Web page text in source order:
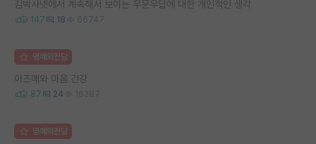
김박사넷에서 계속해서 보이는 우문우답에 대한 개인적인 생각
147 18 66747
명예의전당
아즈매와 마음 건강
87 24 16287
명예의전당